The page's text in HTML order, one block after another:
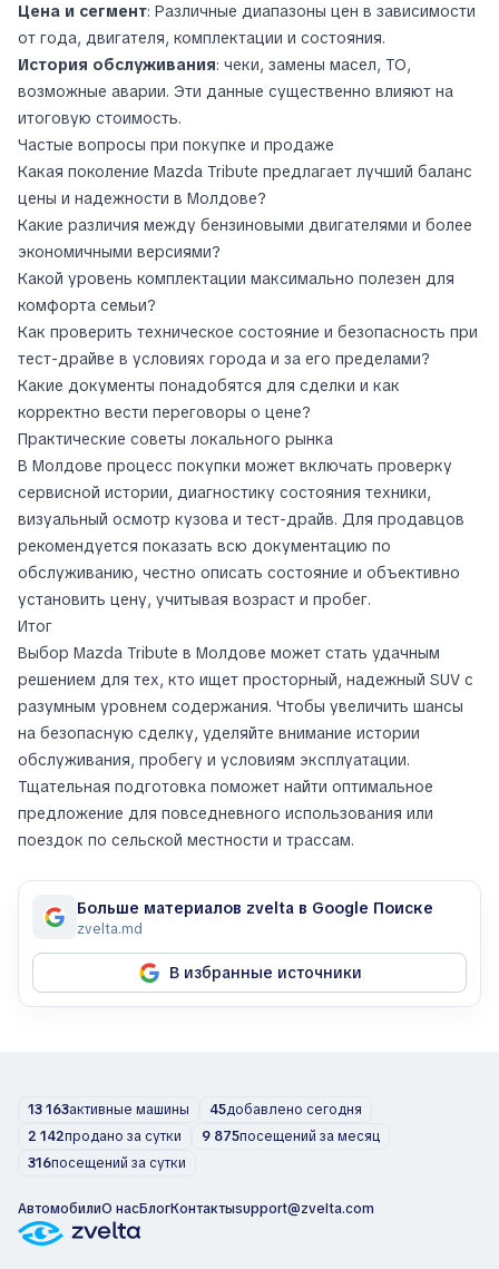
Цена и сегмент: Различные диапазоны цен в зависимости
от года, двигателя, комплектации и состояния.
История обслуживания: чеки, замены масел, ТО,
возможные аварии. Эти данные существенно влияют на
итоговую стоимость.
Частые вопросы при покупке и продаже
Какая поколение Mazda Tribute предлагает лучший баланс
цены и надежности в Молдове?
Какие различия между бензиновыми двигателями и более
экономичными версиями?
Какой уровень комплектации максимально полезен для
комфорта семьи?
Как проверить техническое состояние и безопасность при
тест-драйве в условиях города и за его пределами?
Какие документы понадобятся для сделки и как
корректно вести переговоры о цене?
Практические советы локального рынка
В Молдове процесс покупки может включать проверку
сервисной истории, диагностику состояния техники,
визуальный осмотр кузова и тест-драйв. Для продавцов
рекомендуется показать всю документацию по
обслуживанию, честно описать состояние и объективно
установить цену, учитывая возраст и пробег.
Итог
Выбор Mazda Tribute в Молдове может стать удачным
решением для тех, кто ищет просторный, надежный SUV с
разумным уровнем содержания. Чтобы увеличить шансы
на безопасную сделку, уделяйте внимание истории
обслуживания, пробегу и условиям эксплуатации.
Тщательная подготовка поможет найти оптимальное
предложение для повседневного использования или
поездок по сельской местности и трассам.
Больше материалов zvelta в Google Поиске
zvelta.md
В избранные источники
13 163активные машины 45добавлено сегодня
2 142продано за сутки 9 875посещений за месяц
316посещений за сутки
АвтомобилиО насБлогКонтактыsupport@zvelta.com